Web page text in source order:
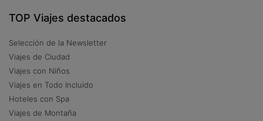
TOP Viajes destacados
Selección de la Newsletter
Viajes de Ciudad
Viajes con Niños
Viajes en Todo Incluido
Hoteles con Spa
Viajes de Montaña